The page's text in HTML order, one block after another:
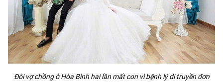
Đôi vợ chồng ở Hòa Bình hai lần mất con vì bệnh lý di truyền đơn